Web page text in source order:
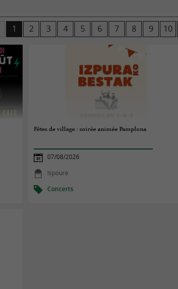
1 2 3 4 5 6 7 8 9 10
Fêtes de village : soirée animée Pamplona
07/08/2026
Ispoure
Concerts